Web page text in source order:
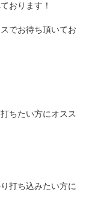
おります！
でお待ち頂いてお
ちたい方にオスス
打ち込みたい方に